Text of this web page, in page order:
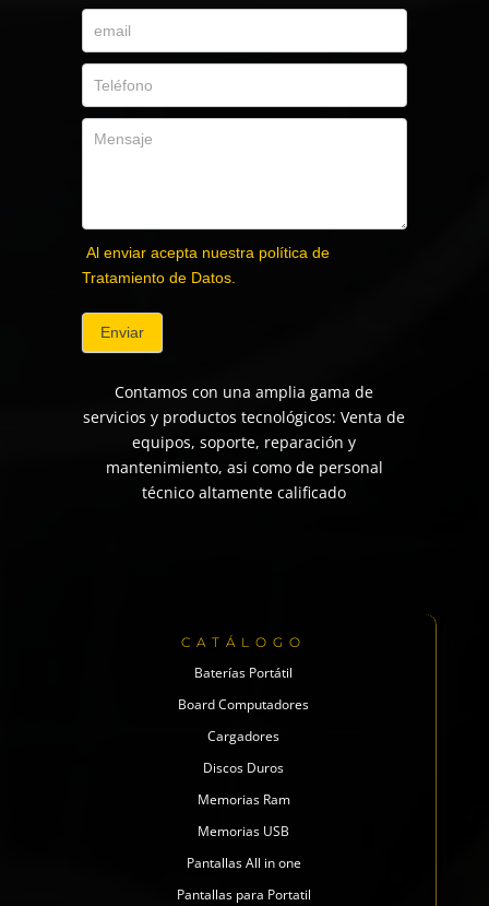
Al enviar acepta nuestra política de
Tratamiento de Datos.
Enviar
Contamos con una amplia gama de
servicios y productos tecnológicos: Venta de
equipos, soporte, reparación y
mantenimiento, asi como de personal
técnico altamente calificado
CATÁLOGO
Baterías Portátil
Board Computadores
Cargadores
Discos Duros
Memorias Ram
Memorias USB
Pantallas All in one
Pantallas para Portatil